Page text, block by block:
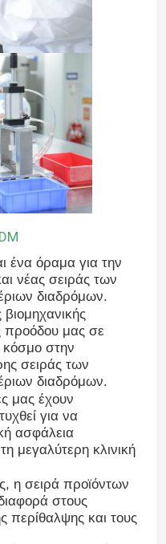
ένα όραμα για την
νέας σειράς των
διαδρόμων.
προόδου μας σε
κόσμο στην
σειράς των
διαδρόμων.
μας έχουν
για να
ασφάλεια
μεγαλύτερη κλινική
η σειρά προϊόντων
στους
περίθαλψης και τους